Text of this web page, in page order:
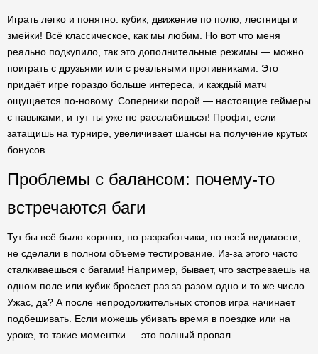
Играть легко и понятно: кубик, движение по полю, лестницы и
змейки! Всё классическое, как мы любим. Но вот что меня
реально подкупило, так это дополнительные режимы — можно
поиграть с друзьями или с реальными противниками. Это
придаёт игре гораздо больше интереса, и каждый матч
ощущается по-новому. Соперники порой — настоящие геймеры
с навыками, и тут ты уже не расслабишься! Профит, если
затащишь на турнире, увеличивает шансы на получение крутых
бонусов.
Проблемы с балансом: почему-то
встречаются баги
Тут бы всё было хорошо, но разработчики, по всей видимости,
не сделали в полном объеме тестирование. Из-за этого часто
сталкиваешься с багами! Например, бывает, что застреваешь на
одном поле или кубик бросает раз за разом одно и то же число.
Ужас, да? А после непродолжительных стопов игра начинает
подбешивать. Если можешь убивать время в поездке или на
уроке, то такие моментки — это полный провал.